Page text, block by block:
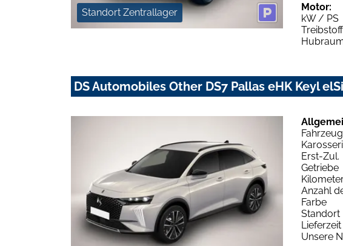
Standort Zentrallager
Motor:
kW / PS
Treibstoff
DS Automobiles Other DS7 Pallas eHK Keyl
Erst-Zul.
Getriebe
Anzahl
Farbe
Standort
Lieferzeit
Unsere